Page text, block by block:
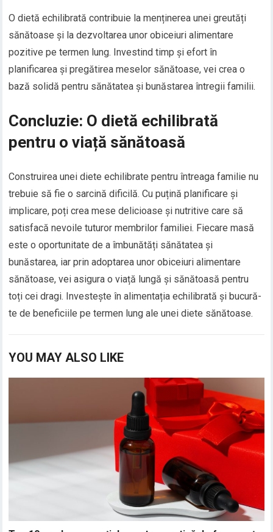
O dietă echilibrată contribuie la menținerea unei greutăți
sănătoase și la dezvoltarea unor obiceiuri alimentare
pozitive pe termen lung. Investind timp și efort în
planificarea și pregătirea meselor sănătoase, vei crea o
bază solidă pentru sănătatea și bunăstarea întregii familii.
Concluzie: O dietă echilibrată
pentru o viață sănătoasă
Construirea unei diete echilibrate pentru întreaga familie nu
trebuie să fie o sarcină dificilă. Cu puțină planificare și
implicare, poți crea mese delicioase și nutritive care să
satisfacă nevoile tuturor membrilor familiei. Fiecare masă
este o oportunitate de a îmbunătăți sănătatea și
bunăstarea, iar prin adoptarea unor obiceiuri alimentare
sănătoase, vei asigura o viață lungă și sănătoasă pentru
toți cei dragi. Investește în alimentația echilibrată și bucură-
te de beneficiile pe termen lung ale unei diete sănătoase.
YOU MAY ALSO LIKE